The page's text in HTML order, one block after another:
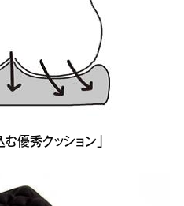
優秀クッション」